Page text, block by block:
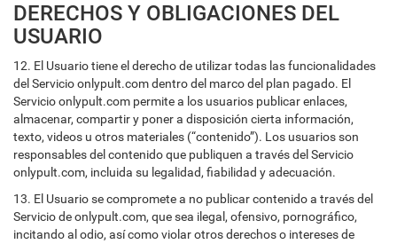
DERECHOS Y OBLIGACIONES DEL
USUARIO
12. El Usuario tiene el derecho de utilizar todas las funcionalidades
del Servicio onlypult.com dentro del marco del plan pagado. El
Servicio onlypult.com permite a los usuarios publicar enlaces,
almacenar, compartir y poner a disposición cierta información,
texto, videos u otros materiales (“contenido”). Los usuarios son
responsables del contenido que publiquen a través del Servicio
onlypult.com, incluida su legalidad, fiabilidad y adecuación.
13. El Usuario se compromete a no publicar contenido a través del
Servicio de onlypult.com, que sea ilegal, ofensivo, pornográfico,
incitando al odio, así como violar otros derechos o intereses de